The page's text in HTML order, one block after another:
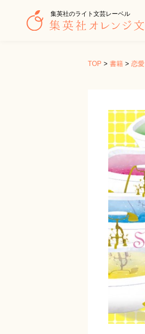
集英社のライト文芸レーベル
TOP > 書籍 > 恋愛